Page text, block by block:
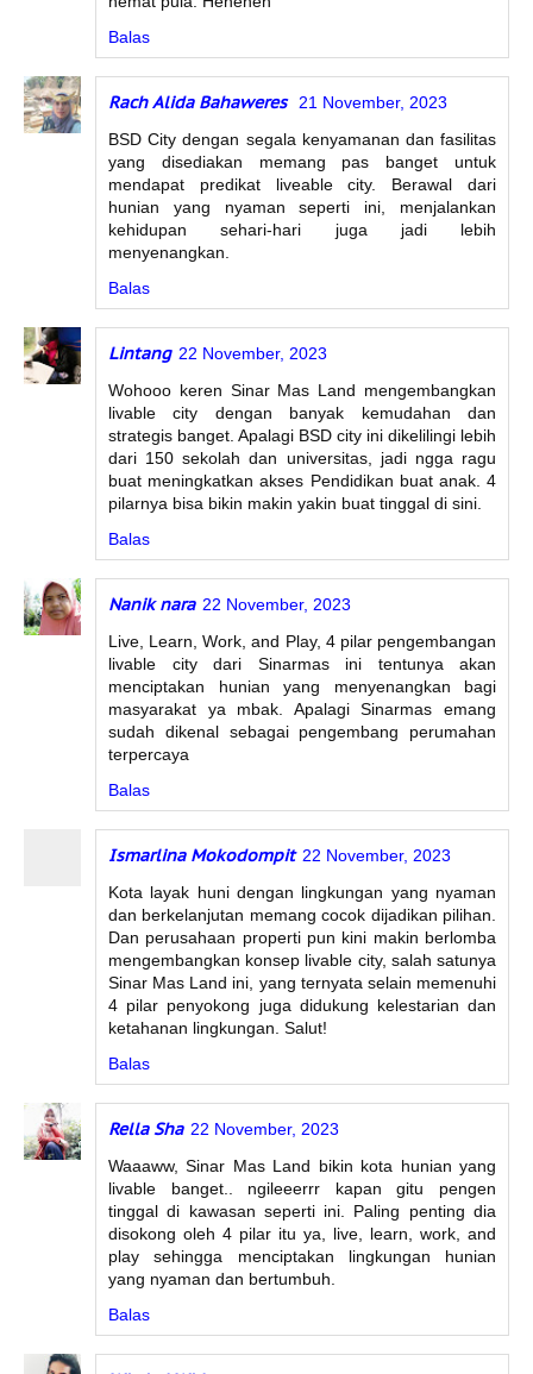
Balas
Rach Alida Bahaweres 21 November, 2023
BSD City dengan segala kenyamanan dan fasilitas
yang disediakan memang pas banget untuk
mendapat predikat liveable city. Berawal dari
hunian yang nyaman seperti ini, menjalankan
kehidupan sehari-hari juga jadi lebih
menyenangkan.
Balas
Lintang 22 November, 2023
Wohooo keren Sinar Mas Land mengembangkan
livable city dengan banyak kemudahan dan
strategis banget. Apalagi BSD city ini dikelilingi lebih
dari 150 sekolah dan universitas, jadi ngga ragu
buat meningkatkan akses Pendidikan buat anak. 4
pilarnya bisa bikin makin yakin buat tinggal di sini.
Balas
Nanik nara 22 November, 2023
Live, Learn, Work, and Play, 4 pilar pengembangan
livable city dari Sinarmas ini tentunya akan
menciptakan hunian yang menyenangkan bagi
masyarakat ya mbak. Apalagi Sinarmas emang
sudah dikenal sebagai pengembang perumahan
terpercaya
Balas
Ismarlina Mokodompit 22 November, 2023
Kota layak huni dengan lingkungan yang nyaman
dan berkelanjutan memang cocok dijadikan pilihan.
Dan perusahaan properti pun kini makin berlomba
mengembangkan konsep livable city, salah satunya
Sinar Mas Land ini, yang ternyata selain memenuhi
4 pilar penyokong juga didukung kelestarian dan
ketahanan lingkungan. Salut!
Balas
Rella Sha 22 November, 2023
Waaaww, Sinar Mas Land bikin kota hunian yang
livable banget.. ngileeerrr kapan gitu pengen
tinggal di kawasan seperti ini. Paling penting dia
disokong oleh 4 pilar itu ya, live, learn, work, and
play sehingga menciptakan lingkungan hunian
yang nyaman dan bertumbuh.
Balas